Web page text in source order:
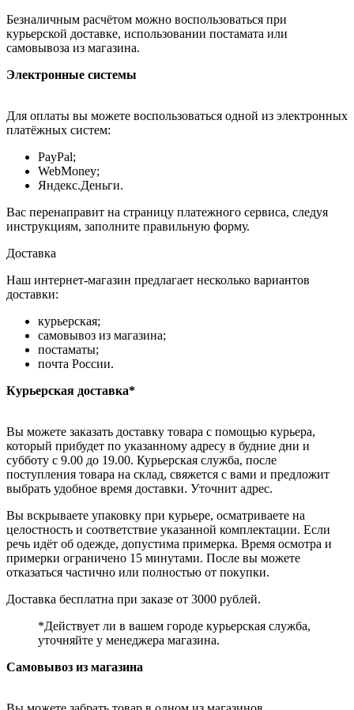
Безналичным расчётом можно воспользоваться при
курьерской доставке, использовании постамата или
самовывоза из магазина.
Электронные системы
Для оплаты вы можете воспользоваться одной из электронных
платёжных систем:
PayPal;
WebMoney;
Яндекс.Деньги.
Вас перенаправит на страницу платежного сервиса, следуя
инструкциям, заполните правильную форму.
Доставка
Наш интернет-магазин предлагает несколько вариантов
доставки:
курьерская;
самовывоз из магазина;
постаматы;
почта России.
Курьерская доставка*
Вы можете заказать доставку товара с помощью курьера,
который прибудет по указанному адресу в будние дни и
субботу с 9.00 до 19.00. Курьерская служба, после
поступления товара на склад, свяжется с вами и предложит
выбрать удобное время доставки. Уточнит адрес.
Вы вскрываете упаковку при курьере, осматриваете на
целостность и соответствие указанной комплектации. Если
речь идёт об одежде, допустима примерка. Время осмотра и
примерки ограничено 15 минутами. После вы можете
отказаться частично или полностью от покупки.
Доставка бесплатна при заказе от 3000 рублей.
*Действует ли в вашем городе курьерская служба,
уточняйте у менеджера магазина.
Самовывоз из магазина